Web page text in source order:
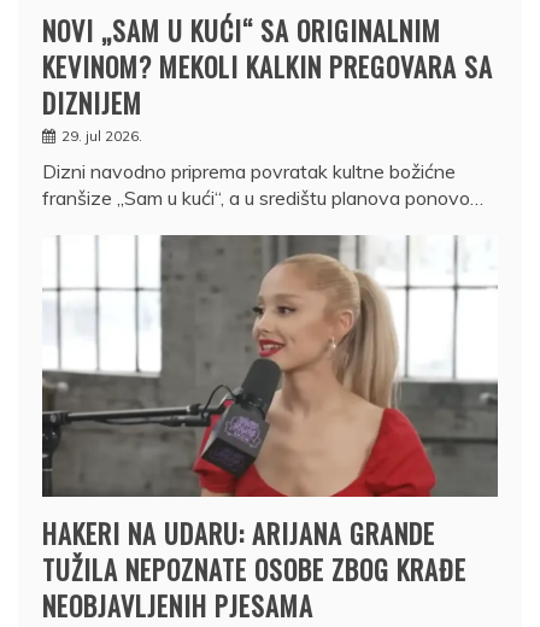
NOVI „SAM U KUĆI“ SA ORIGINALNIM
KEVINOM? MEKOLI KALKIN PREGOVARA SA
DIZNIJEM
29. jul 2026.
Dizni navodno priprema povratak kultne božićne
franšize „Sam u kući“, a u središtu planova ponovo…
HAKERI NA UDARU: ARIJANA GRANDE
TUŽILA NEPOZNATE OSOBE ZBOG KRAĐE
NEOBJAVLJENIH PJESAMA